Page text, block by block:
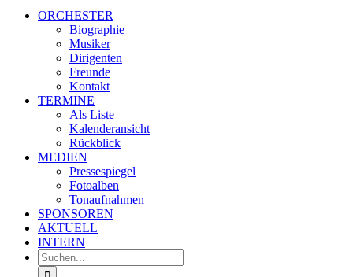
ORCHESTER
Biographie
Musiker
Dirigenten
Freunde
Kontakt
TERMINE
Als Liste
Kalenderansicht
Rückblick
MEDIEN
Pressespiegel
Fotoalben
Tonaufnahmen
SPONSOREN
AKTUELL
INTERN
Suche
nach: